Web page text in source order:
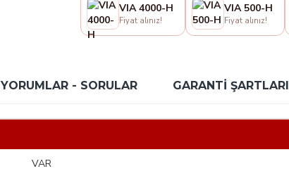
VIA 4000-H
Fiyat alınız!
VIA 500-H
Fiyat alınız!
YORUMLAR - SORULAR GARANTI ŞARTLARI
VAR